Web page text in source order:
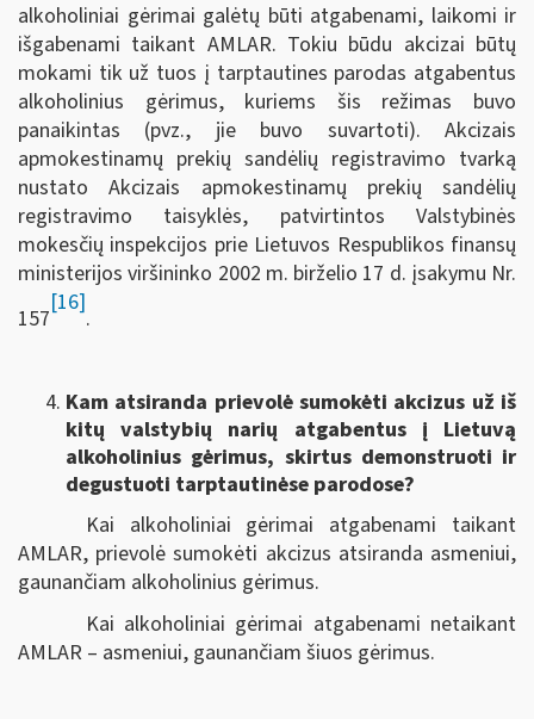
alkoholiniai gėrimai galėtų būti atgabenami, laikomi ir
išgabenami taikant AMLAR. Tokiu būdu akcizai būtų
mokami tik už tuos į tarptautines parodas atgabentus
alkoholinius gėrimus, kuriems šis režimas buvo
panaikintas (pvz., jie buvo suvartoti). Akcizais
apmokestinamų prekių sandėlių registravimo tvarką
nustato Akcizais apmokestinamų prekių sandėlių
registravimo taisyklės, patvirtintos Valstybinės
mokesčių inspekcijos prie Lietuvos Respublikos finansų
ministerijos viršininko 2002 m. birželio 17 d. įsakymu Nr.
157
[16]
.
Kam atsiranda prievolė sumokėti akcizus už iš
kitų valstybių narių atgabentus į Lietuvą
alkoholinius gėrimus, skirtus demonstruoti ir
degustuoti tarptautinėse parodose?
Kai alkoholiniai gėrimai atgabenami taikant
AMLAR, prievolė sumokėti akcizus atsiranda asmeniui,
gaunančiam alkoholinius gėrimus.
Kai alkoholiniai gėrimai atgabenami netaikant
AMLAR – asmeniui, gaunančiam šiuos gėrimus.